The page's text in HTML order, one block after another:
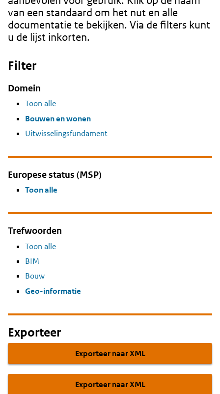
van een standaard om het nut en alle
documentatie te bekijken. Via de filters kunt
u de lijst inkorten.
Filter
Domein
Toon alle
Bouwen en wonen
Uitwisselingsfundament
Europese status (MSP)
Toon alle
Trefwoorden
Toon alle
BIM
Bouw
Geo-informatie
Exporteer
Exporteer naar XML
Exporteer naar XML